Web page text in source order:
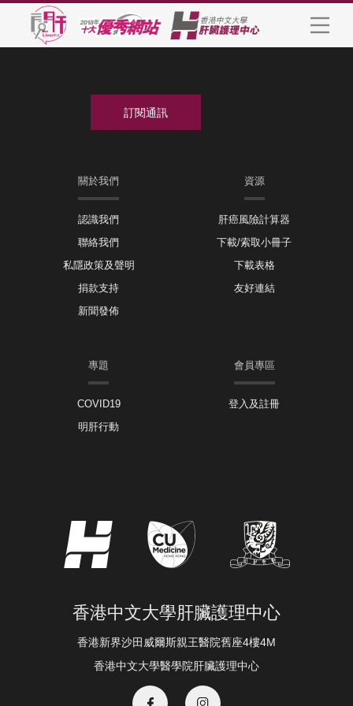
關於我們
認識我們
聯絡我們
私隱政策及聲明
捐款支持
新聞發佈
資源
肝癌風險計算器
下載/索取小冊子
下載表格
友好連結
專題
COVID19
明肝行動
會員專區
登入及註冊
香港中文大學肝臟護理中心
香港新界沙田威爾斯親王醫院舊座4樓4M
香港中文大學醫學院肝臟護理中心